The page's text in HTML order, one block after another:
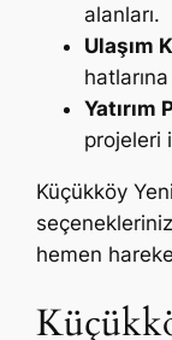
alanları.
Ulaşım
hatlarına
Yatırım
projeleri
Küçükköy
hemen